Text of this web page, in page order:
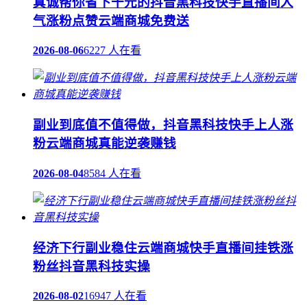
气涨粉点赞云端商城免费送
2026-08-066227 人在看
副业到底值不值得做，抖音黑科技快手上人涨
粉云端商城真能逆袭赚钱
2026-08-048584 人在看
经济下行副业稳住云端商城快手直播间挂铁涨
粉丝抖音黑科技实操
2026-08-0216947 人在看